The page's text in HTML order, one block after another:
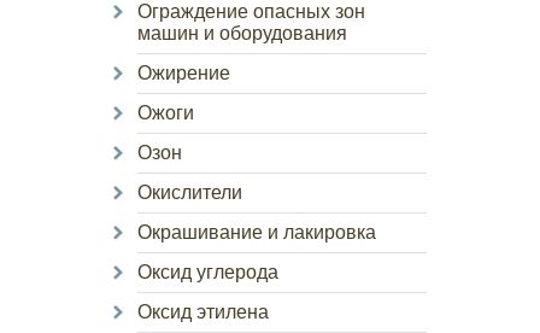
Ограждение опасных зон
машин и оборудования
Ожирение
Ожоги
Озон
Окислители
Окрашивание и лакировка
Оксид углерода
Оксид этилена